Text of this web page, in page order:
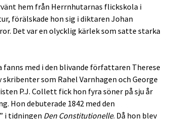
hem från Herrnhutarnas flickskola i
förälskade hon sig i diktaren Johan
Det var en olycklig kärlek som satte starka
fanns med i den blivande författaren Therese
som Rahel Varnhagen och George
P.J. Collett fick hon fyra söner på sju år
debuterade 1842 med den
i tidningen Den Constitutionelle. Då hon blev